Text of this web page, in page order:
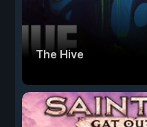
The Hive